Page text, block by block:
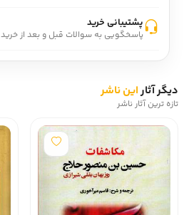
پشتیبانی خرید
پاسخگویی به سوالات قبل و بعد از خرید
دیگر آثاراین ناشر
تازه ترین آثار ناشر